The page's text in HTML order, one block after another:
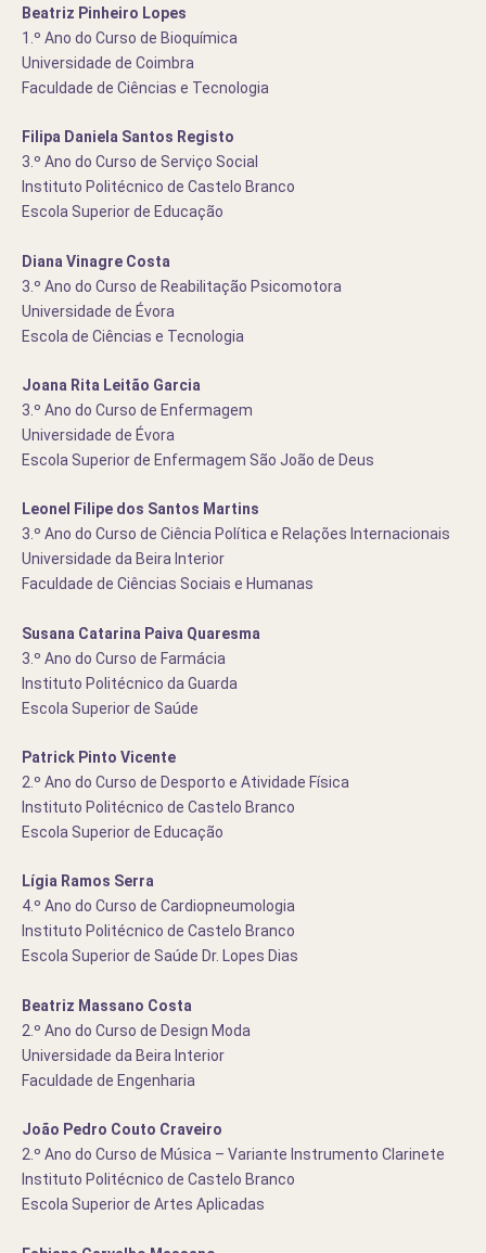
Beatriz Pinheiro Lopes
1.º Ano do Curso de Bioquímica
Universidade de Coimbra
Faculdade de Ciências e Tecnologia
Filipa Daniela Santos Registo
3.º Ano do Curso de Serviço Social
Instituto Politécnico de Castelo Branco
Escola Superior de Educação
Diana Vinagre Costa
3.º Ano do Curso de Reabilitação Psicomotora
Universidade de Évora
Escola de Ciências e Tecnologia
Joana Rita Leitão Garcia
3.º Ano do Curso de Enfermagem
Universidade de Évora
Escola Superior de Enfermagem São João de Deus
Leonel Filipe dos Santos Martins
3.º Ano do Curso de Ciência Política e Relações Internacionais
Universidade da Beira Interior
Faculdade de Ciências Sociais e Humanas
Susana Catarina Paiva Quaresma
3.º Ano do Curso de Farmácia
Instituto Politécnico da Guarda
Escola Superior de Saúde
Patrick Pinto Vicente
2.º Ano do Curso de Desporto e Atividade Física
Instituto Politécnico de Castelo Branco
Escola Superior de Educação
Lígia Ramos Serra
4.º Ano do Curso de Cardiopneumologia
Instituto Politécnico de Castelo Branco
Escola Superior de Saúde Dr. Lopes Dias
Beatriz Massano Costa
2.º Ano do Curso de Design Moda
Universidade da Beira Interior
Faculdade de Engenharia
João Pedro Couto Craveiro
2.º Ano do Curso de Música – Variante Instrumento Clarinete
Instituto Politécnico de Castelo Branco
Escola Superior de Artes Aplicadas